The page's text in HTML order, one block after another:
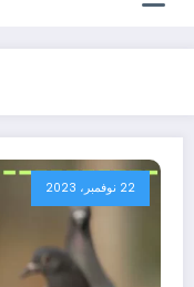
22 نوفمبر، 2023